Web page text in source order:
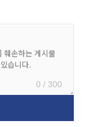
0 / 300